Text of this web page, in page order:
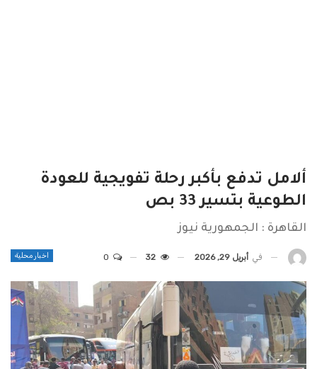
ألامل تدفع بأكبر رحلة تفويجية للعودة
الطوعية بتسير 33 بص
القاهرة : الجمهورية نيوز
اخبار محلية في أبريل 29, 2026 32